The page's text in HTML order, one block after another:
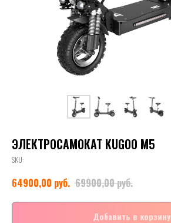
ЭЛЕКТРОСАМОКАТ KUGOO M5
SKU:
64900,00 руб. 69900,00руб.
Добавить в корзину